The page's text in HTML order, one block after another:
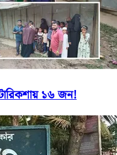
১৬ জন!